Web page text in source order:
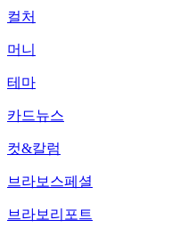
컬처
머니
테마
카드뉴스
컷&칼럼
브라보스페셜
브라보리포트